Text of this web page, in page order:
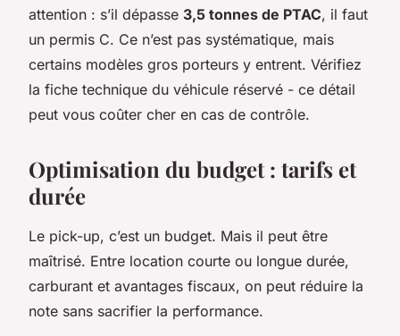
attention : s’il dépasse 3,5 tonnes de PTAC, il faut
un permis C. Ce n’est pas systématique, mais
certains modèles gros porteurs y entrent. Vérifiez
la fiche technique du véhicule réservé - ce détail
peut vous coûter cher en cas de contrôle.
Optimisation du budget : tarifs et
durée
Le pick-up, c’est un budget. Mais il peut être
maîtrisé. Entre location courte ou longue durée,
carburant et avantages fiscaux, on peut réduire la
note sans sacrifier la performance.